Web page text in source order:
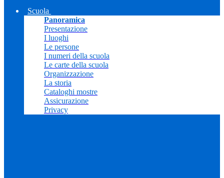
Scuola
Panoramica
Presentazione
I luoghi
Le persone
I numeri della scuola
Le carte della scuola
Organizzazione
La storia
Cataloghi mostre
Assicurazione
Privacy